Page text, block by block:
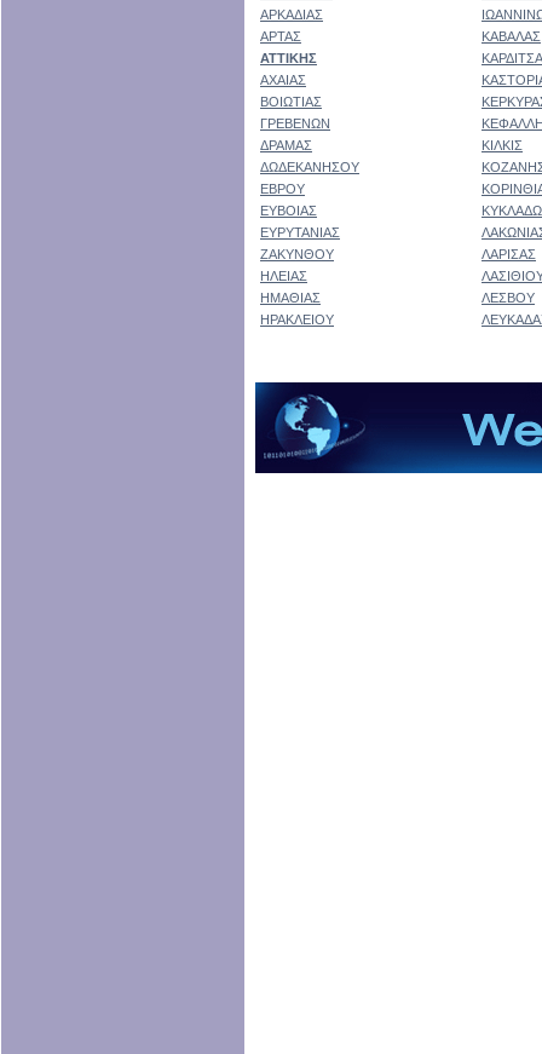
ΑΡΚΑΔΙΑΣ
ΑΡΤΑΣ
ΚΑΒΑΛΑΣ
ΑΤΤΙΚΗΣ
ΑΧΑΙΑΣ
ΒΟΙΩΤΙΑΣ
ΓΡΕΒΕΝΩΝ
ΔΡΑΜΑΣ
ΚΙΛΚΙΣ
ΔΩΔΕΚΑΝΗΣΟΥ
ΕΒΡΟΥ
ΕΥΒΟΙΑΣ
ΕΥΡΥΤΑΝΙΑΣ
ΖΑΚΥΝΘΟΥ
ΛΑΡΙΣΑΣ
ΗΛΕΙΑΣ
ΗΜΑΘΙΑΣ
ΛΕΣΒΟΥ
ΗΡΑΚΛΕΙΟΥ